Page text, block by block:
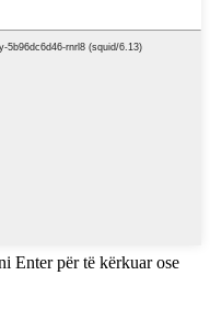
Enter për të kërkuar ose